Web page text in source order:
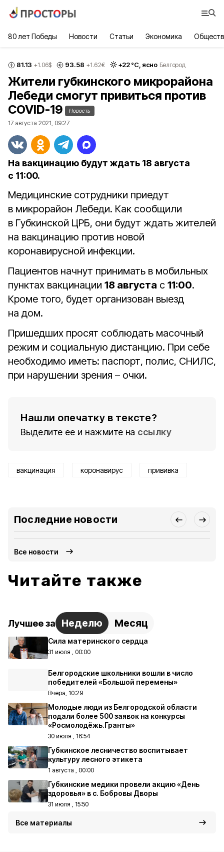
80 лет Победы Новости Статьи Экономика
81.13 +1.06$ 93.58 +1.62€ +22°С, ясно Белгород
Жители губкинского микрорайона
Лебеди смогут привиться против
COVID-19
Новость
17 августа 2021, 09:27
На вакцинацию будут ждать 18 августа
с 11:00.
Медицинские сотрудники приедут
в микрорайон Лебеди. Как сообщили
в Губкинской ЦРБ, они будут ждать жителей
на вакцинацию против новой
коронавирусной инфекции.
Пациентов начнут принимать в мобильных
пунктах вакцинации 18 августа с 11:00.
Кроме того, будет организован выезд
на дом.
Пришедших просят соблюдать масочный
режим и социальную дистанцию. При себе
необходимо иметь: паспорт, полис, СНИЛС,
при нарушении зрения – очки.
Нашли опечатку в тексте?
Выделите ее и нажмите на ссылку
вакцинация коронавирус прививка
Последние новости
Все новости
Читайте также
Лучшее за Неделю Месяц
Сила материнского сердца
31 июля , 00:00
Белгородские школьники вошли в число
победителей «Большой перемены»
Вчера, 10:29
Молодые люди из Белгородской области
подали более 500 заявок на конкурсы
«Росмолодёжь.Гранты»
30 июля , 16:54
Губкинское лесничество воспитывает
культуру лесного этикета
1 августа , 00:00
Губкинские медики провели акцию «День
здоровья» в с. Бобровы Дворы
31 июля , 15:50
Все материалы